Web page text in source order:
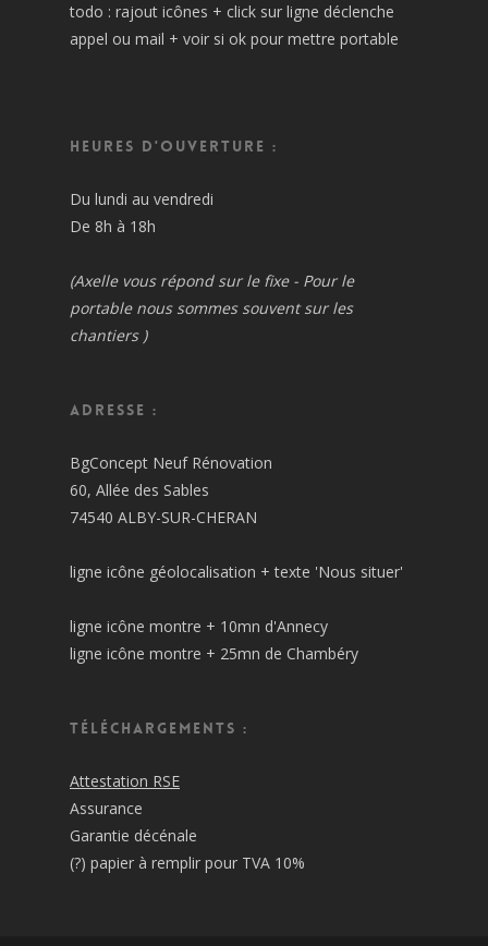
todo : rajout icônes + click sur ligne déclenche
appel ou mail + voir si ok pour mettre portable
Heures d'ouverture :
Du lundi au vendredi
De 8h à 18h
(Axelle vous répond sur le fixe - Pour le
portable nous sommes souvent sur les
chantiers )
Adresse :
BgConcept Neuf Rénovation
60, Allée des Sables
74540 ALBY-SUR-CHERAN
ligne icône géolocalisation + texte 'Nous situer'
ligne icône montre + 10mn d'Annecy
ligne icône montre + 25mn de Chambéry
Téléchargements :
Attestation RSE
Assurance
Garantie décénale
(?) papier à remplir pour TVA 10%